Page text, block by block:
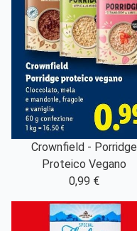
Crownfield - Porridge
Proteico Vegano
0,99 €